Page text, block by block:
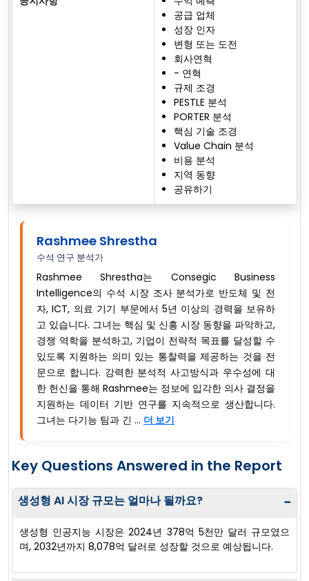
공급 업체
성장 인자
변형 또는 도전
회사연혁
- 연혁
규제 조경
PESTLE 분석
PORTER 분석
핵심 기술 조경
Value Chain 분석
비용 분석
지역 동향
공유하기
Rashmee Shrestha
수석 연구 분석가
Rashmee Shrestha는 Consegic Business
Intelligence의 수석 시장 조사 분석가로 반도체 및 전
자, ICT, 의료 기기 부문에서 5년 이상의 경력을 보유하
고 있습니다. 그녀는 핵심 및 신흥 시장 동향을 파악하고,
경쟁 역학을 분석하고, 기업이 전략적 목표를 달성할 수
있도록 지원하는 의미 있는 통찰력을 제공하는 것을 전
문으로 합니다. 강력한 분석적 사고방식과 우수성에 대
한 헌신을 통해 Rashmee는 정보에 입각한 의사 결정을
지원하는 데이터 기반 연구를 지속적으로 생산합니다.
그녀는 다기능 팀과 긴 ... 더 보기
Key Questions Answered in the Report
생성형 AI 시장 규모는 얼마나 될까요? −
생성형 인공지능 시장은 2024년 378억 5천만 달러 규모였으
며, 2032년까지 8,078억 달러로 성장할 것으로 예상됩니다.